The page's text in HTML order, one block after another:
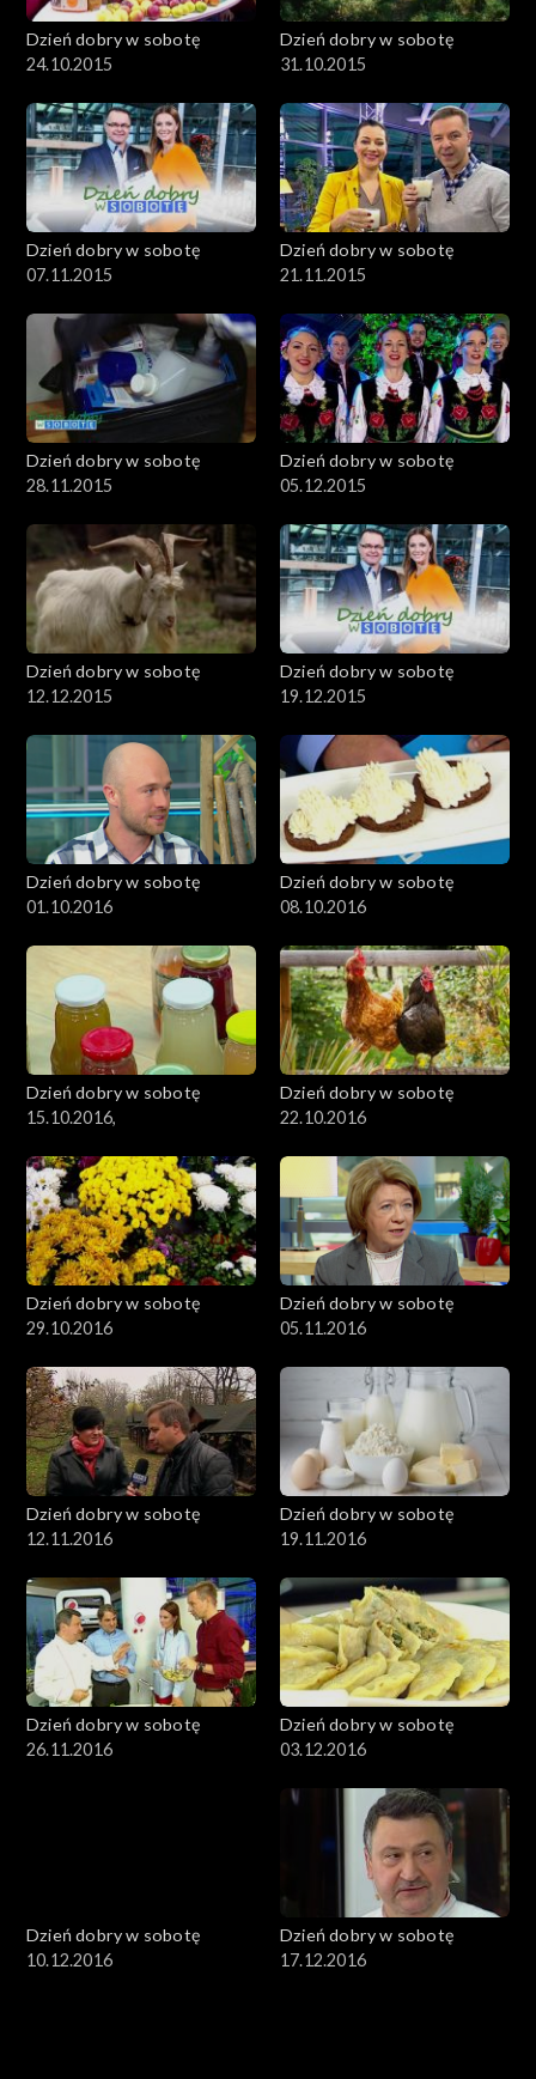
Dzień dobry w sobotę
24.10.2015
Dzień dobry w sobotę
31.10.2015
Dzień dobry w sobotę
07.11.2015
Dzień dobry w sobotę
21.11.2015
Dzień dobry w sobotę
28.11.2015
Dzień dobry w sobotę
05.12.2015
Dzień dobry w sobotę
12.12.2015
Dzień dobry w sobotę
19.12.2015
Dzień dobry w sobotę
01.10.2016
Dzień dobry w sobotę
08.10.2016
Dzień dobry w sobotę
15.10.2016,
Dzień dobry w sobotę
22.10.2016
Dzień dobry w sobotę
29.10.2016
Dzień dobry w sobotę
05.11.2016
Dzień dobry w sobotę
12.11.2016
Dzień dobry w sobotę
19.11.2016
Dzień dobry w sobotę
26.11.2016
Dzień dobry w sobotę
03.12.2016
Dzień dobry w sobotę
10.12.2016
Dzień dobry w sobotę
17.12.2016